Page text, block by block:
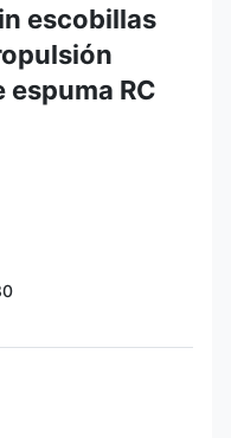
escobillas
RC